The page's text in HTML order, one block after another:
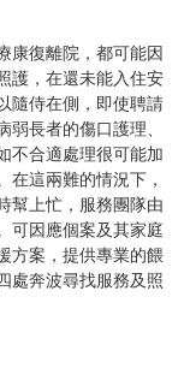
康復離院，都可能因
護，在還未能入住安
隨侍在側，即使聘請
長者的傷口護理、
不合適處理很可能加
這兩難的情況下，
幫上忙，服務團隊由
可因應個案及其家庭
方案，提供專業的餵
處奔波尋找服務及照